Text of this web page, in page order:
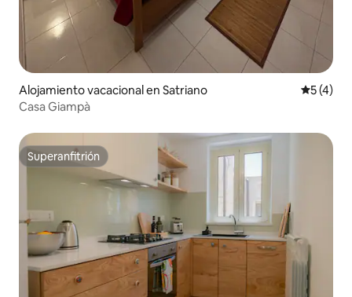
Alojamiento vacacional en Satriano
5 (4)
Casa Giampà
Superanfitrión
Superanfitrión